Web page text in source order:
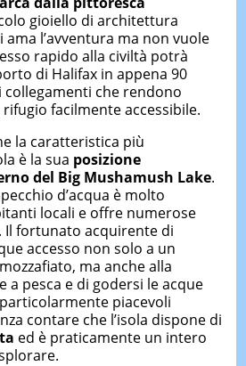
gioiello di architettura
l’avventura ma non vuole
rapido alla civiltà potrà
di Halifax in appena 90
che rendono
facilmente accessibile.
la caratteristica più
è la sua posizione
del Big Mushamush Lake.
d’acqua è molto
locali e offre numerose
Il fortunato acquirente di
accesso non solo a un
ma anche alla
a pesca e di godersi le acque
piacevoli
contare che l’isola dispone di
ed è praticamente un intero